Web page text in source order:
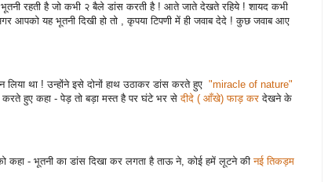
रहती है जो कभी २ बैले डांस करती है ! आते जाते देखते रहिये ! शायद कभी
आपको यह भूतनी दिखी हो तो , कृपया टिपणी में ही जवाब देदे ! कुछ जवाब आए
लिया था ! उन्होंने इसे दोनों हाथ उठाकर डांस करते हुए "miracle of nature"
हुए कहा - पेड़ तो बड़ा मस्त है पर घंटे भर सेदीदे ( आँखे) फाड़ कर देखने के
कहा - भूतनी का डांस दिखा कर लगता है ताऊ ने, कोई हमें लूटने कीनई तिकड़म